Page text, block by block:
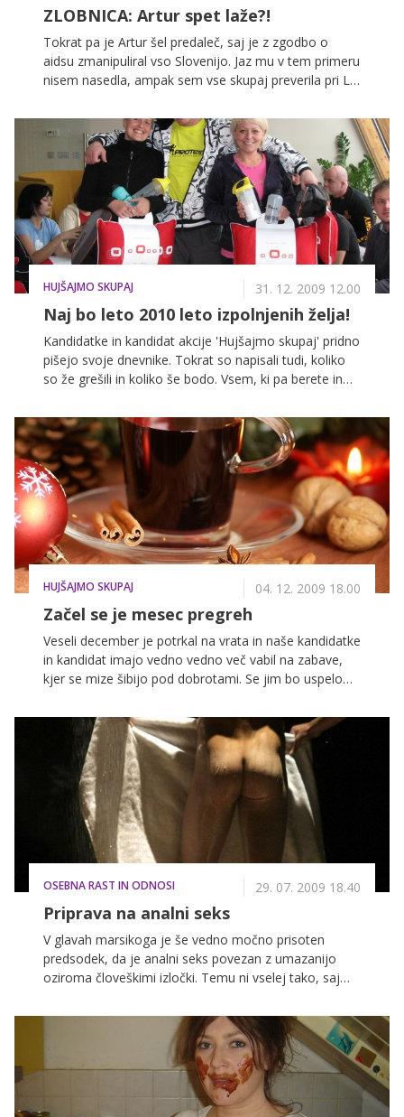
ZLOBNICA: Artur spet laže?!
Tokrat pa je Artur šel predaleč, saj je z zgodbo o
aidsu zmanipuliral vso Slovenijo. Jaz mu v tem primeru
nisem nasedla, ampak sem vse skupaj preverila pri La
HUJŠAJMO SKUPAJ 31. 12. 2009 12.00
Naj bo leto 2010 leto izpolnjenih želja!
Kandidatke in kandidat akcije 'Hujšajmo skupaj' pridno
pišejo svoje dnevnike. Tokrat so napisali tudi, koliko
so že grešili in koliko še bodo. Vsem, ki pa berete in
prihodnje leto vaše najboljše do zdaj.
HUJŠAJMO SKUPAJ 04. 12. 2009 18.00
Začel se je mesec pregreh
Veseli december je potrkal na vrata in naše kandidatke
in kandidat imajo vedno vedno več vabil na zabave,
kjer se mize šibijo pod dobrotami. Se jim bo uspelo
kdo je nabolj pridno treniral?
OSEBNA RAST IN ODNOSI 29. 07. 2009 18.40
Priprava na analni seks
V glavah marsikoga je še vedno močno prisoten
predsodek, da je analni seks povezan z umazanijo
oziroma človeškimi izločki. Temu ni vselej tako, saj
ki ji strokovno pravimo klistir.